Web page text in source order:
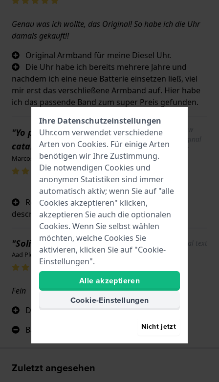
Genau was ich wollte, das Original! So habe ich die Uhr
damals gekauft!!
Original Armband für meine Diesel Uhr.
Die Uhr habe ich bereits mehrere Jahre und
nachdem ich eine neue Batterie einsetzen ließ, viel
mir erst das verschließene Armband auf. Hier habe
ich das passende Band zum super Preis gefunden.
"Yo pedi de cuero como dice en su
catalogo pero recibi de metrial textil"
Show
original
text
Marcos Arevalo · 1. Mai 2025
Recibi otro brasalete,diferente al de la
descripcion se su catalogo
"Solide" Show original text
Aad Pleij · 17. Juni 2022
Fein
Der Pat
Band ist steif
Zuletzt angesehen
Ihre Datenschutzeinstellungen
Uhr.com verwendet verschiedene
Arten von Cookies. Für einige Arten
benötigen wir Ihre Zustimmung.
Die notwendigen Cookies und
anonymen Statistiken sind immer
automatisch aktiv; wenn Sie auf "alle
Cookies akzeptieren" klicken,
akzeptieren Sie auch die optionalen
Cookies. Wenn Sie selbst wählen
möchten, welche Cookies Sie
aktivieren, klicken Sie auf "Cookie-
Einstellungen".
Alle akzeptieren
Cookie-Einstellungen
Nicht jetzt